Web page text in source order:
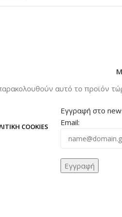
αυτό το προϊόν
COOKIES
Εγγραφή στο
Email: